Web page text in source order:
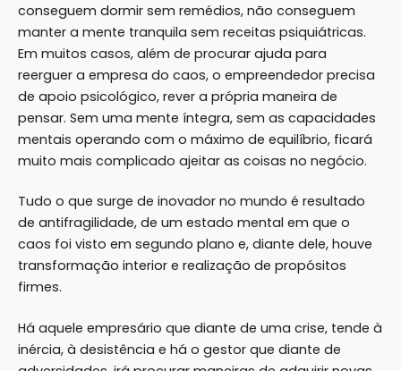
conseguem dormir sem remédios, não conseguem
manter a mente tranquila sem receitas psiquiátricas.
Em muitos casos, além de procurar ajuda para
reerguer a empresa do caos, o empreendedor precisa
de apoio psicológico, rever a própria maneira de
pensar. Sem uma mente íntegra, sem as capacidades
mentais operando com o máximo de equilíbrio, ficará
muito mais complicado ajeitar as coisas no negócio.
Tudo o que surge de inovador no mundo é resultado
de antifragilidade, de um estado mental em que o
caos foi visto em segundo plano e, diante dele, houve
transformação interior e realização de propósitos
firmes.
Há aquele empresário que diante de uma crise, tende à
inércia, à desistência e há o gestor que diante de